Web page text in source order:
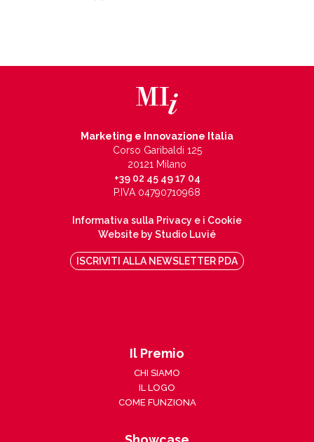
Marketing e Innovazione Italia
Corso Garibaldi 125
20121 Milano
+39 02 45 49 17 04
P.IVA 04790710968
Informativa sulla Privacy e i Cookie
Website by Studio Luvié
ISCRIVITI ALLA NEWSLETTER PDA
Il Premio
CHI SIAMO
IL LOGO
COME FUNZIONA